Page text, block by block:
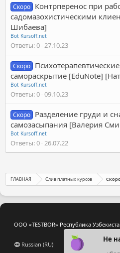
Скоро Контрперенос при
садомазохистическими
Шибаева]
Bot Kursoff.net
Ответы 0 27.10.23
Скоро
самораскрытие [EduNote]
Bot Kursoff.net
Ответы 0 09.10.23
Скоро Разделение груди и
самозасыпания [Валерия
Bot Kursoff.net
Ответы 0 26.07.22
ГЛАВНАЯ Слив платных курсов
ООО «TESTBOR» Республика
Russian (RU)
Не